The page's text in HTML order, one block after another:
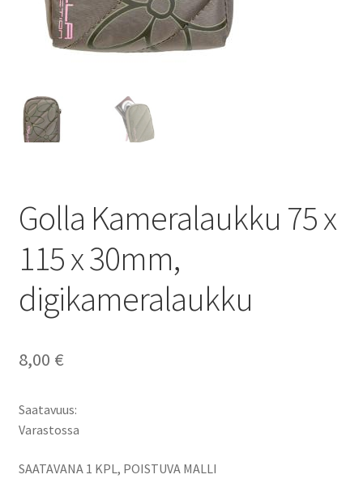
Golla Kameralaukku 75 x
115 x 30mm,
digikameralaukku
8,00 €
Saatavuus:
Varastossa
SAATAVANA 1 KPL, POISTUVA MALLI